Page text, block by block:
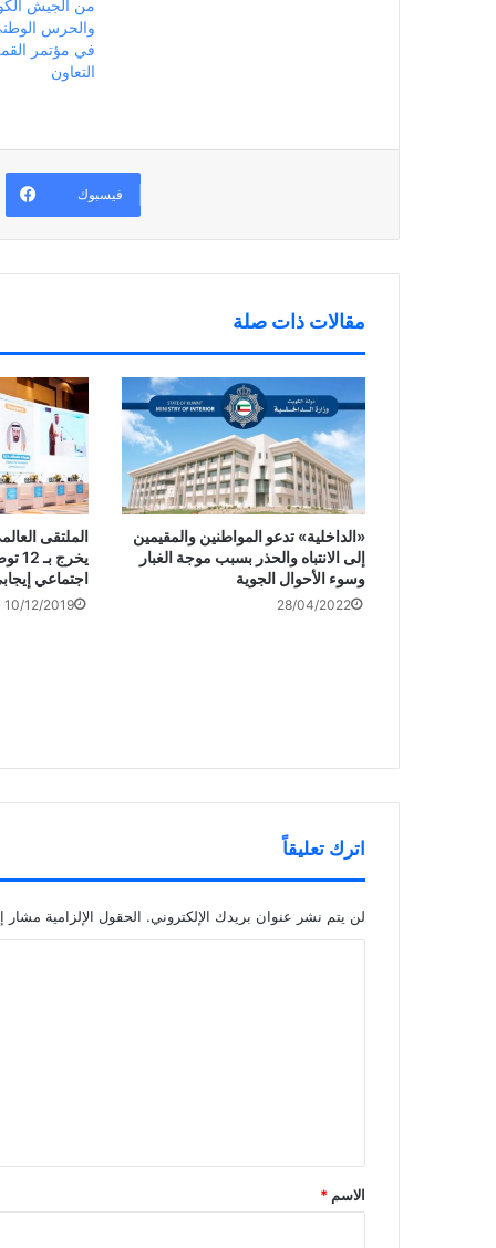
د ) ة
من الجيش
والحرس
التعاون
فيسبوك
مقالات ذات صلة
«الداخلية» تدعو المواطنين والمقيمين
إلى الانتباه والحذر بسبب موجة الغبار
وسوء الأحوال الجوية
28/04/2022
الملتقى
اجتماعي
10/12/2019
اترك تعليقاً
لن يتم نشر عنوان بريدك الإلكتروني. الحقول الإلزامية مشار
*
الاسم *